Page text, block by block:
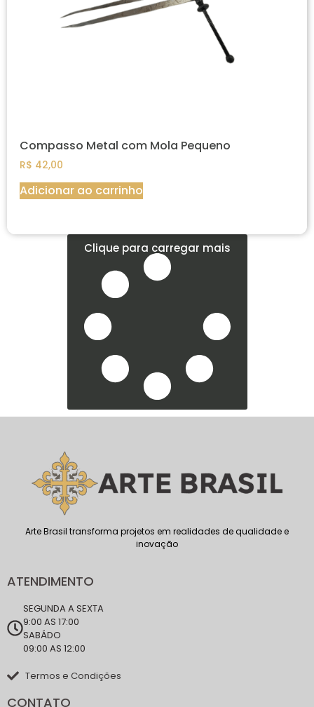
Compasso Metal com Mola Pequeno
R$ 42,00
Adicionar ao carrinho
Clique para carregar mais
Arte Brasil transforma projetos em realidades de qualidade e
inovação
ATENDIMENTO
SEGUNDA A SEXTA
9:00 AS 17:00
SABÁDO
09:00 AS 12:00
Termos e Condições
CONTATO